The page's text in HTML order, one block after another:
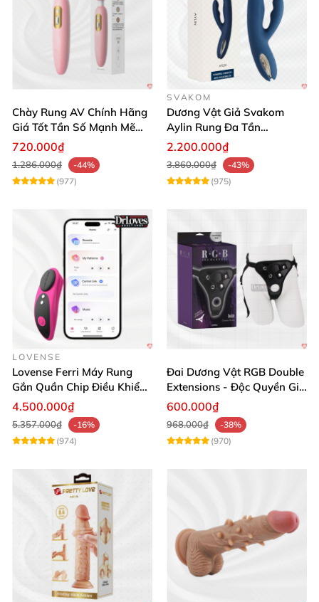
Chày Rung AV Chính Hãng
Giá Tốt Tần Số Mạnh Mẽ
Siêu Bền
720.000₫
1.286.000₫
-44%
(977)
SVAKOM
Dương Vật Giả Svakom
Aylin Rung Đa Tần
Massage Sung Sướng
2.200.000₫
3.860.000₫
-43%
(975)
LOVENSE
Lovense Ferri Máy Rung
Gắn Quần Chip Điều Khiển
App Tăng Hưng Phấn
4.500.000₫
5.357.000₫
-16%
(974)
Đai Dương Vật RGB Double
Extensions - Độc Quyền Giá
Sốc
600.000₫
968.000₫
-38%
(970)